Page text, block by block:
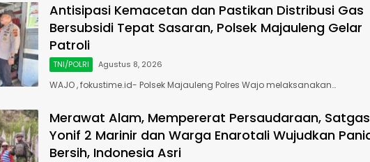
Antisipasi Kemacetan dan Pastikan Distribusi Gas
Bersubsidi Tepat Sasaran, Polsek Majauleng Gelar
Patroli
TNI/POLRI Agustus 8, 2026
WAJO , fokustime.id- Polsek Majauleng Polres Wajo melaksanakan…
Merawat Alam, Mempererat Persaudaraan, Satgas
Yonif 2 Marinir dan Warga Enarotali Wujudkan
Bersih, Indonesia Asri